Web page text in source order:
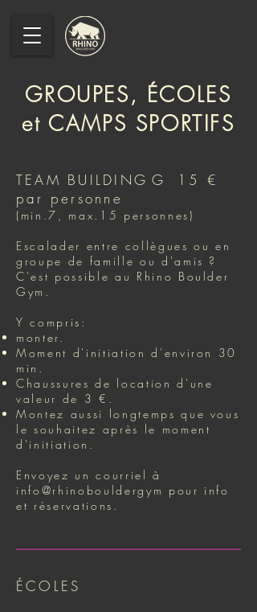
GROUPES, ÉCOLES
et CAMPS SPORTIFS
TEAM BUILDING G
15 €
par personne
(min.7, max.15 personnes)
Escalader entre collègues ou en
groupe de famille ou d'amis ?
C'est possible au Rhino Boulder
Gym.
Y compris:
monter.
Moment d'initiation d'environ 30
min.
Chaussures de location d'une
valeur de 3 €.
Montez aussi longtemps que vous
le souhaitez après le moment
d'initiation.
Envoyez un courriel à
info@rhinobouldergym pour info
et réservations.
ÉCOLES